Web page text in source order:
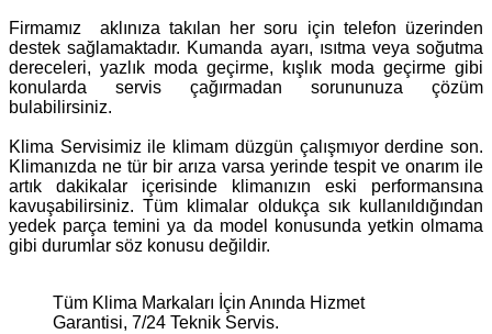
Firmamız aklınıza takılan her soru için telefon üzerinden
destek sağlamaktadır. Kumanda ayarı, ısıtma veya soğutma
dereceleri, yazlık moda geçirme, kışlık moda geçirme gibi
konularda servis çağırmadan sorununuza çözüm
bulabilirsiniz.
Klima Servisimiz ile klimam düzgün çalışmıyor derdine son.
Klimanızda ne tür bir arıza varsa yerinde tespit ve onarım ile
artık dakikalar içerisinde klimanızın eski performansına
kavuşabilirsiniz. Tüm klimalar oldukça sık kullanıldığından
yedek parça temini ya da model konusunda yetkin olmama
gibi durumlar söz konusu değildir.
Tüm Klima Markaları İçin Anında Hizmet
Garantisi, 7/24 Teknik Servis.